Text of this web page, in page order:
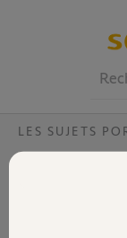
Volet
LES SUJETS
Ouverture
Je viens de faire